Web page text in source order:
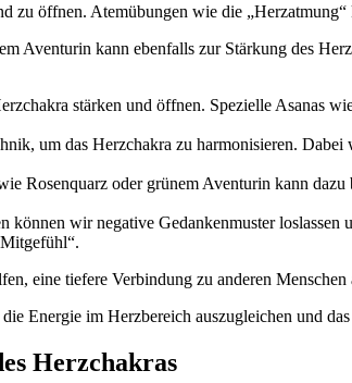
zu öffnen. Atemübungen wie die
Aventurin kann ebenfalls zur Stärkung des
stärken und öffnen. Spezielle Asanas
um das Herzchakra zu harmonisieren.
Rosenquarz oder grünem Aventurin kann
können wir negative Gedankenmuster
eine tiefere Verbindung zu anderen
Energie im Herzbereich auszugleichen und
Herzchakras